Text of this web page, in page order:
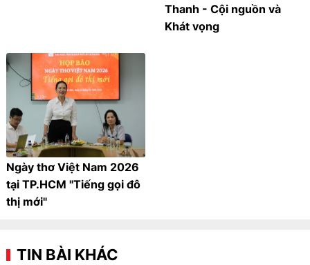
Thanh - Cội nguồn và
Khát vọng
Ngày thơ Việt Nam 2026
tại TP.HCM "Tiếng gọi đô
thị mới"
TIN BÀI KHÁC